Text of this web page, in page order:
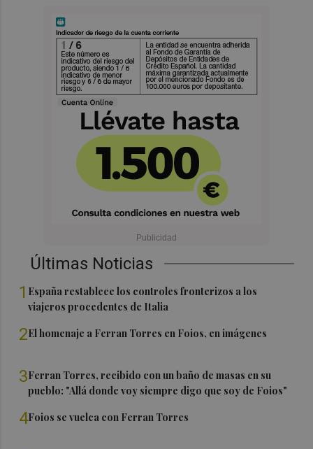
Últimas Noticias
1 España restablece los controles fronterizos a los
viajeros procedentes de Italia
2El homenaje a Ferran Torres en Foios, en imágenes
3Ferran Torres, recibido con un baño de masas en su
pueblo: "Allá donde voy siempre digo que soy de Foios"
4Foios se vuelca con Ferran Torres